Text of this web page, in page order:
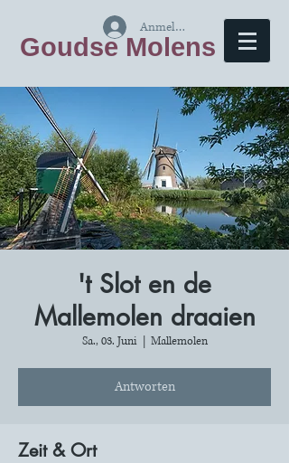
Goudse Molens
Anmelden
't Slot en de
Mallemolen draaien
Sa., 03. Juni
  |
Mallemolen
Antworten
Zeit & Ort